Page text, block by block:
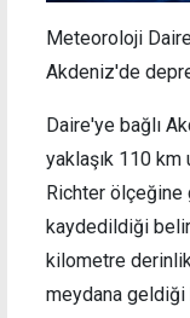
Meteoroloji
Akdeniz'de
Daire'ye bağlı
yaklaşık 110
Richter
kaydedildiği
kilometre
meydana